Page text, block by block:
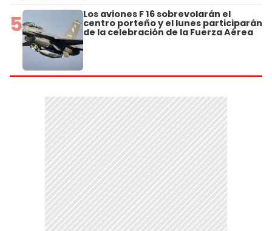
5 Los aviones F 16 sobrevolarán el
centro porteño y el lunes participarán
de la celebración de la Fuerza Aérea